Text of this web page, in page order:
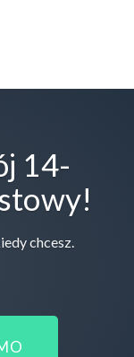
14-
chcesz.